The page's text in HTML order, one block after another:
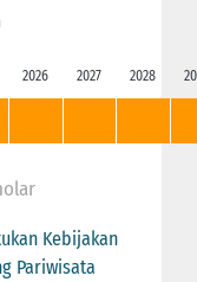
2026 2027 2028
Kebijakan
Pariwisata